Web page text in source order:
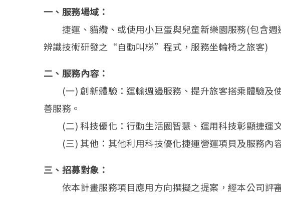
一、服務場域：
捷運、貓纜、或使用小巨蛋與兒童新樂園服務(包含
辨識技術研發之“自動叫梯”程式，服務坐輪椅之旅客)
二、服務內容：
(一) 創新體驗：運輸週邊服務、提升旅客搭乘體驗及
善服務。
(二) 科技優化：行動生活圈智慧、運用科技彰顯捷運
(三) 其他：其他利用科技優化捷運營運項貝及服務內
三、招募對象：
依本計畫服務項目應用方向撰擬之提案，經本公司評